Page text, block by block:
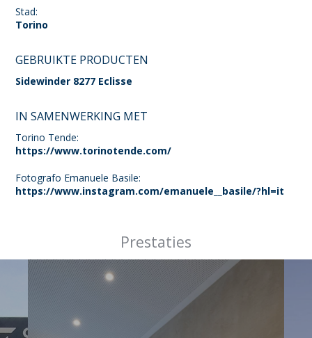
Stad:
Torino
GEBRUIKTE PRODUCTEN
Sidewinder 8277 Eclisse
IN SAMENWERKING MET
Torino Tende:
https://www.torinotende.com/
Fotografo Emanuele Basile:
https://www.instagram.com/emanuele__basile/?hl=it
Prestaties